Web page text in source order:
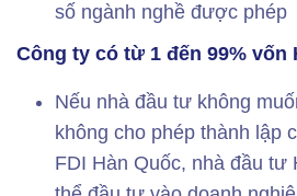
số ngành nghề được phép
Công ty có từ 1 đến 99% vốn
Nếu nhà đầu tư không
không cho phép thành lập
FDI Hàn Quốc, nhà đầu tư